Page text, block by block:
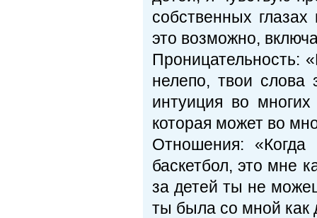
собственных
это возможно,
Проницательность:
нелепо, твои слова
интуиция во
которая может во
Отношения:
баскетбол, это мне
за детей ты не
ты была со мной как